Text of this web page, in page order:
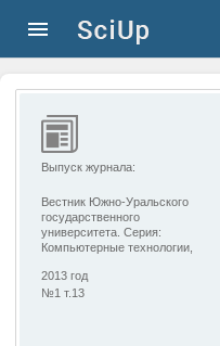
Выпуск журнала:
Вестник Южно-Уральского
государственного
университета. Серия:
Компьютерные технологии,
2013 год
№1 т.13